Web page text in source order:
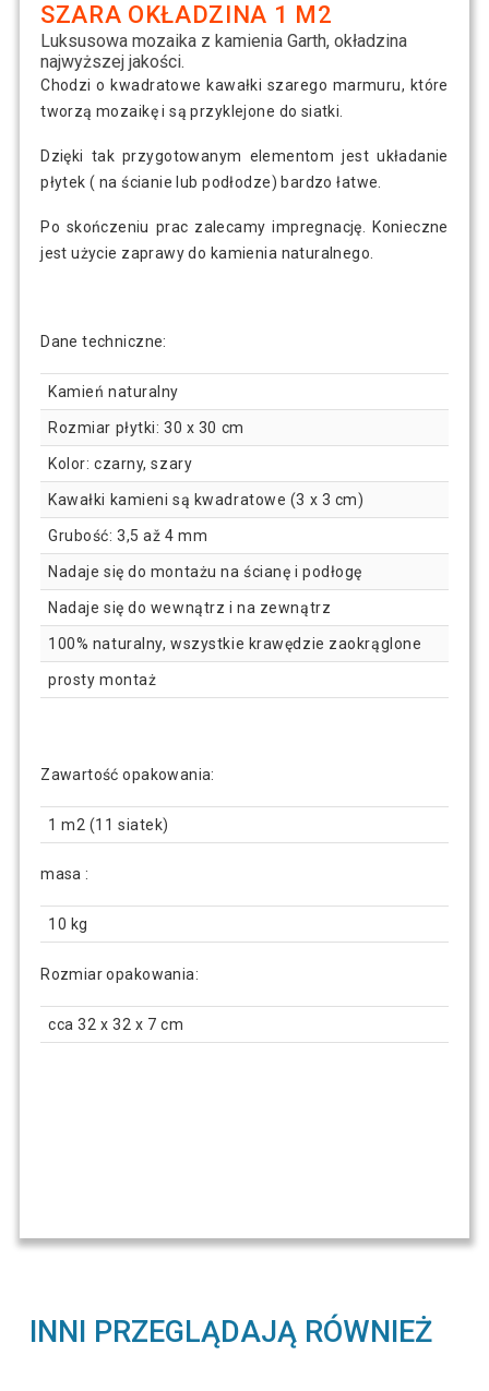
SZARA OKŁADZINA 1 M2
Luksusowa mozaika z kamienia Garth, okładzina
najwyższej jakości.
Chodzi o kwadratowe kawałki szarego marmuru, które
tworzą mozaikę i są przyklejone do siatki.
Dzięki tak przygotowanym elementom jest układanie
płytek ( na ścianie lub podłodze) bardzo łatwe.
Po skończeniu prac zalecamy impregnację. Konieczne
jest użycie zaprawy do kamienia naturalnego.
Dane techniczne:
Kamień naturalny
Rozmiar płytki: 30 x 30 cm
Kolor: czarny, szary
Kawałki kamieni są kwadratowe (3 x 3 cm)
Grubość: 3,5 až 4 mm
Nadaje się do montażu na ścianę i podłogę
Nadaje się do wewnątrz i na zewnątrz
100% naturalny, wszystkie krawędzie zaokrąglone
prosty montaż
Zawartość opakowania:
1 m2 (11 siatek)
masa :
10 kg
Rozmiar opakowania:
cca 32 x 32 x 7 cm
INNI PRZEGLĄDAJĄ RÓWNIEŻ